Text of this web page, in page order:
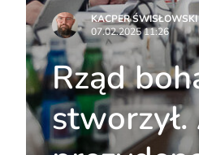
KACPER ŚWISŁO­WSKI
07.02.2025 11:26
Rząd